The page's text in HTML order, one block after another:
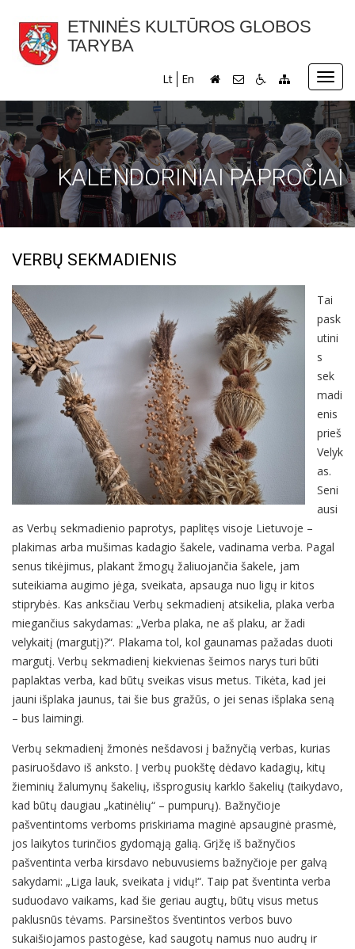
ETNINĖS KULTŪROS GLOBOS
TARYBA
Lt En
KALENDORINIAI PAPROČIAI
VERBŲ SEKMADIENIS
Tai
pask
utini
s
sek
madi
enis
prieš
Velyk
as.
Seni
ausi
as Verbų sekmadienio paprotys, paplitęs visoje Lietuvoje –
plakimas arba mušimas kadagio šakele, vadinama verba. Pagal
senus tikėjimus, plakant žmogų žaliuojančia šakele, jam
suteikiama augimo jėga, sveikata, apsauga nuo ligų ir kitos
stiprybės. Kas anksčiau Verbų sekmadienį atsikelia, plaka verba
miegančius sakydamas: „Verba plaka, ne aš plaku, ar žadi
velykaitį (margutį)?“. Plakama tol, kol gaunamas pažadas duoti
margutį. Verbų sekmadienį kiekvienas šeimos narys turi būti
paplaktas verba, kad būtų sveikas visus metus. Tikėta, kad jei
jauni išplaka jaunus, tai šie bus gražūs, o jei senas išplaka seną
– bus laimingi.
Verbų sekmadienį žmonės nešdavosi į bažnyčią verbas, kurias
pasiruošdavo iš anksto. Į verbų puokštę dėdavo kadagių, kitų
žieminių žalumynų šakelių, išsprogusių karklo šakelių (taikydavo,
kad būtų daugiau „katinėlių“ – pumpurų). Bažnyčioje
pašventintoms verboms priskiriama maginė apsauginė prasmė,
jos laikytos turinčios gydomąją galią. Grįžę iš bažnyčios
pašventinta verba kirsdavo nebuvusiems bažnyčioje per galvą
sakydami: „Liga lauk, sveikata į vidų!“. Taip pat šventinta verba
suduodavo vaikams, kad šie geriau augtų, būtų visus metus
paklusnūs tėvams. Parsineštos šventintos verbos buvo
sukaišiojamos pastogėse, kad saugotų namus nuo audrų ir